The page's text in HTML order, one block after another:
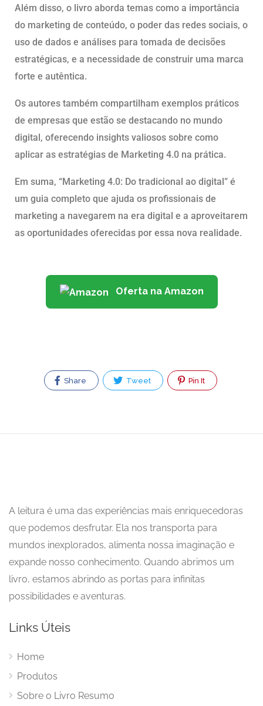
Além disso, o livro aborda temas como a importância
do marketing de conteúdo, o poder das redes sociais, o
uso de dados e análises para tomada de decisões
estratégicas, e a necessidade de construir uma marca
forte e autêntica.
Os autores também compartilham exemplos práticos
de empresas que estão se destacando no mundo
digital, oferecendo insights valiosos sobre como
aplicar as estratégias de Marketing 4.0 na prática.
Em suma, “Marketing 4.0: Do tradicional ao digital” é
um guia completo que ajuda os profissionais de
marketing a navegarem na era digital e a aproveitarem
as oportunidades oferecidas por essa nova realidade.
Oferta na Amazon
Share Tweet Pin It
A leitura é uma das experiências mais enriquecedoras
que podemos desfrutar. Ela nos transporta para
mundos inexplorados, alimenta nossa imaginação e
expande nosso conhecimento. Quando abrimos um
livro, estamos abrindo as portas para infinitas
possibilidades e aventuras.
Links Úteis
Home
Produtos
Sobre o Livro Resumo